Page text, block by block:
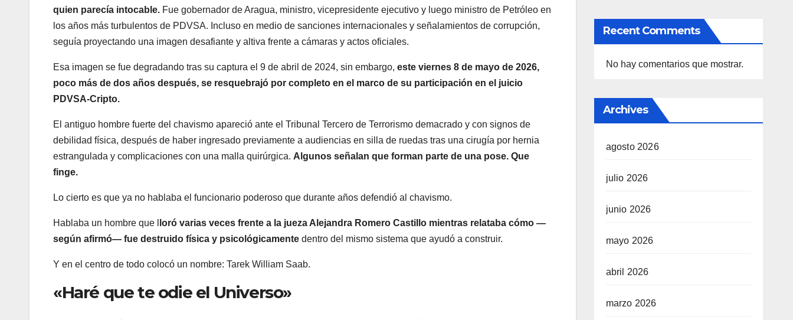
quien parecía intocable. Fue gobernador de Aragua, ministro, vicepresidente ejecutivo y luego ministro de Petróleo en
los años más turbulentos de PDVSA. Incluso en medio de sanciones internacionales y señalamientos de corrupción,
seguía proyectando una imagen desafiante y altiva frente a cámaras y actos oficiales.
Esa imagen se fue degradando tras su captura el 9 de abril de 2024, sin embargo, este viernes 8 de mayo de 2026,
poco más de dos años después, se resquebrajó por completo en el marco de su participación en el juicio
PDVSA-Cripto.
El antiguo hombre fuerte del chavismo apareció ante el Tribunal Tercero de Terrorismo demacrado y con signos de
debilidad física, después de haber ingresado previamente a audiencias en silla de ruedas tras una cirugía por hernia
estrangulada y complicaciones con una malla quirúrgica. Algunos señalan que forman parte de una pose. Que
finge.
Lo cierto es que ya no hablaba el funcionario poderoso que durante años defendió al chavismo.
Hablaba un hombre que l
loró varias veces frente a la jueza Alejandra Romero Castillo mientras relataba cómo —
según afirmó— fue destruido física y psicológicamente dentro del mismo sistema que ayudó a construir.
Y en el centro de todo colocó un nombre: Tarek William Saab.
«Haré que te odie el Universo»
Recent Comments
No hay comentarios que mostrar.
Archives
agosto 2026
julio 2026
junio 2026
mayo 2026
abril 2026
marzo 2026